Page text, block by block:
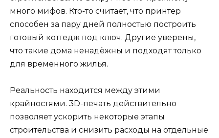
много мифов. Кто-то считает, что принтер
способен за пару дней полностью построить
готовый коттедж под ключ. Другие уверены,
что такие дома ненадёжны и подходят только
для временного жилья.
Реальность находится между этими
крайностями. 3D-печать действительно
позволяет ускорить некоторые этапы
строительства и снизить расходы на отдельные